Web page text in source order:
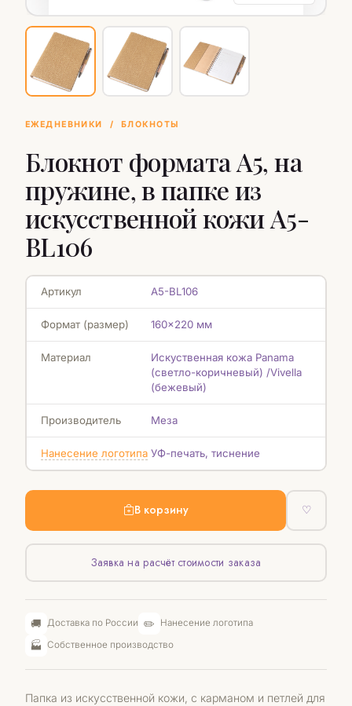
ЕЖЕДНЕВНИКИ / БЛОКНОТЫ
Блокнот формата А5, на
пружине, в папке из
искусственной кожи А5-
BL106
Артикул А5-BL106
Формат (размер) 160x220 мм
Материал
Искуственная кожа Panama
(светло-коричневый) /Vivella
(бежевый)
Производитель Меза
Нанесение логотипа УФ-печать, тиснение
В корзину ♡
Заявка на расчёт стоимости заказа
🚚 Доставка по России ✏️ Нанесение логотипа
🏭 Собственное производство
Папка из искусственной кожи, с карманом и петлей для